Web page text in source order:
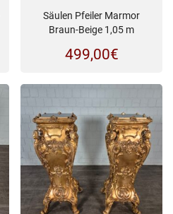
Säulen Pfeiler Marmor
Braun-Beige 1,05 m
499,00€